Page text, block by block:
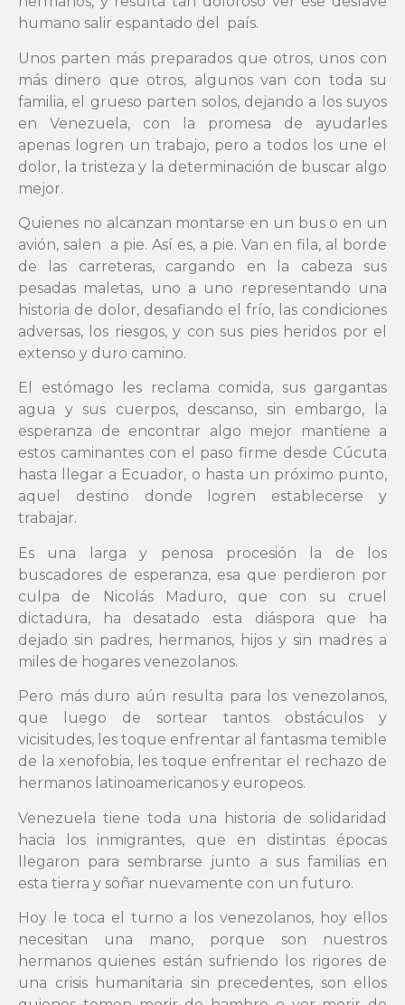
humano salir espantado del país.
Unos parten más preparados que otros, unos con
más dinero que otros, algunos van con toda su
familia, el grueso parten solos, dejando a los suyos
en Venezuela, con la promesa de ayudarles
apenas logren un trabajo, pero a todos los une el
dolor, la tristeza y la determinación de buscar algo
mejor.
Quienes no alcanzan montarse en un bus o en un
avión, salen a pie. Así es, a pie. Van en fila, al borde
de las carreteras, cargando en la cabeza sus
pesadas maletas, uno a uno representando una
historia de dolor, desafiando el frío, las condiciones
adversas, los riesgos, y con sus pies heridos por el
extenso y duro camino.
El estómago les reclama comida, sus gargantas
agua y sus cuerpos, descanso, sin embargo, la
esperanza de encontrar algo mejor mantiene a
estos caminantes con el paso firme desde Cúcuta
hasta llegar a Ecuador, o hasta un próximo punto,
aquel destino donde logren establecerse y
trabajar.
Es una larga y penosa procesión la de los
buscadores de esperanza, esa que perdieron por
culpa de Nicolás Maduro, que con su cruel
dictadura, ha desatado esta diáspora que ha
dejado sin padres, hermanos, hijos y sin madres a
miles de hogares venezolanos.
Pero más duro aún resulta para los venezolanos,
que luego de sortear tantos obstáculos y
vicisitudes, les toque enfrentar al fantasma temible
de la xenofobia, les toque enfrentar el rechazo de
hermanos latinoamericanos y europeos.
Venezuela tiene toda una historia de solidaridad
hacia los inmigrantes, que en distintas épocas
llegaron para sembrarse junto a sus familias en
esta tierra y soñar nuevamente con un futuro.
Hoy le toca el turno a los venezolanos, hoy ellos
necesitan una mano, porque son nuestros
hermanos quienes están sufriendo los rigores de
una crisis humanitaria sin precedentes, son ellos